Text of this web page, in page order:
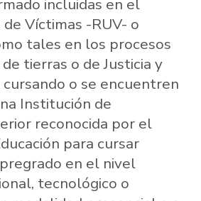
incluidas en el
Víctimas -RUV- o
tales en los procesos
tierras o de Justicia y
cursando o se encuentren
Institución de
reconocida por el
para cursar
en el nivel
tecnológico o